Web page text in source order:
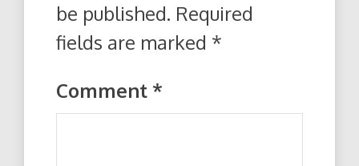
be published. Required
fields are marked *
Comment *